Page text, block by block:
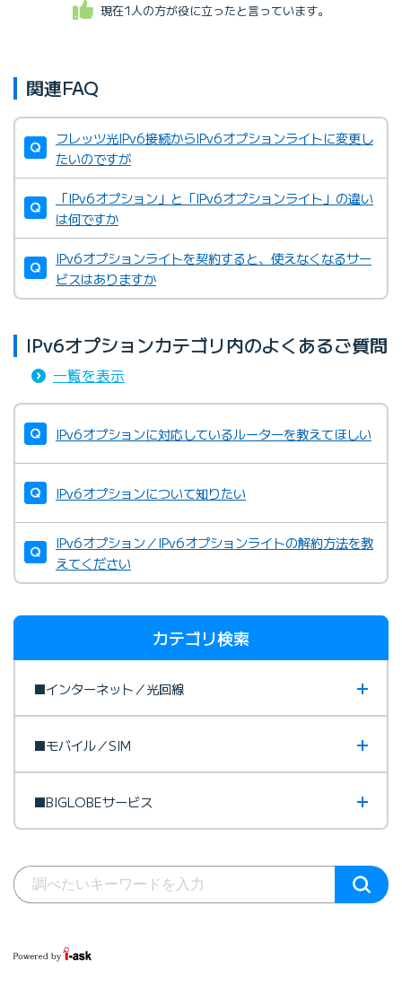
現在1人の方が役に立ったと言っています。
関連FAQ
フレッツ光IPv6接続からIPv6オプションライトに変更し
たいのですが
「IPv6オプション」と「IPv6オプションライト」の違い
は何ですか
IPv6オプションライトを契約すると、使えなくなるサー
ビスはありますか
IPv6オプションカテゴリ内のよくあるご質問
一覧を表示
IPv6オプションに対応しているルーターを教えてほしい
IPv6オプションについて知りたい
IPv6オプション／IPv6オプションライトの解約方法を教
えてください
カテゴリ検索
■インターネット／光回線
■モバイル／SIM
■BIGLOBEサービス